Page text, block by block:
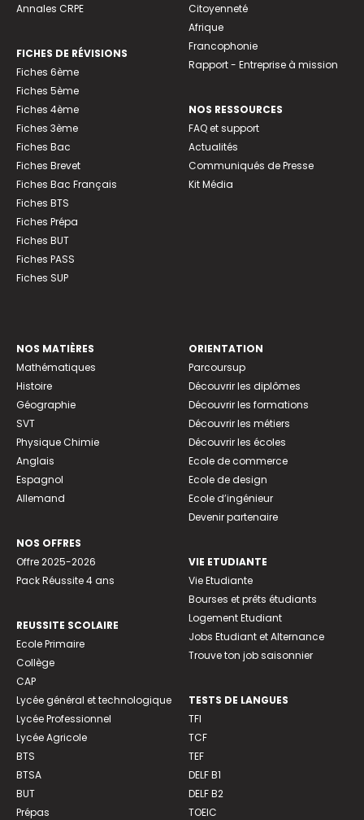
Annales CRPE
FICHES DE RÉVISIONS
Fiches 6ème
Fiches 5ème
Fiches 4ème
Fiches 3ème
Fiches Bac
Fiches Brevet
Fiches Bac Français
Fiches BTS
Fiches Prépa
Fiches BUT
Fiches PASS
Fiches SUP
Citoyenneté
Afrique
Francophonie
Rapport - Entreprise à mission
NOS RESSOURCES
FAQ et support
Actualités
Communiqués de Presse
Kit Média
NOS MATIÈRES
Mathématiques
Histoire
Géographie
SVT
Physique Chimie
Anglais
Espagnol
Allemand
NOS OFFRES
Offre 2025-2026
Pack Réussite 4 ans
REUSSITE SCOLAIRE
Ecole Primaire
Collège
CAP
Lycée général et technologique
Lycée Professionnel
Lycée Agricole
BTS
BTSA
BUT
Prépas
ORIENTATION
Parcoursup
Découvrir les diplômes
Découvrir les formations
Découvrir les métiers
Découvrir les écoles
Ecole de commerce
Ecole de design
Ecole d’ingénieur
Devenir partenaire
VIE ETUDIANTE
Vie Etudiante
Bourses et prêts étudiants
Logement Etudiant
Jobs Etudiant et Alternance
Trouve ton job saisonnier
TESTS DE LANGUES
TFI
TCF
TEF
DELF B1
DELF B2
TOEIC